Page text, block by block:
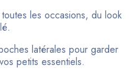
les occasions, du look
latérales pour garder
petits essentiels.